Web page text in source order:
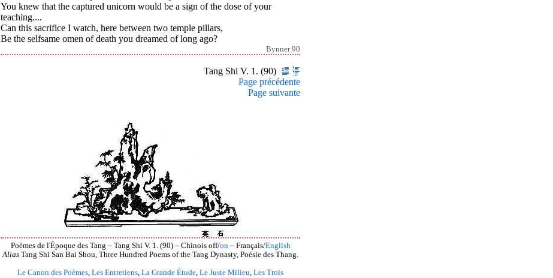
You knew that the captured unicorn would be a sign of the dose of your
teaching....
Can this sacrifice I watch, here between two temple pillars,
Be the selfsame omen of death you dreamed of long ago?
Bynner 90
Tang Shi V. 1. (90)
Page précédente
Page suivante
Poèmes de l'Époque des Tang – Tang Shi V. 1. (90) – Chinois off/on– Français/English
Alias Tang Shi San Bai Shou, Three Hundred Poems of the Tang Dynasty, Poésie des Thang.
Le Canon des Poèmes, Les Entretiens, La Grande Étude, Le Juste Milieu, Les Trois